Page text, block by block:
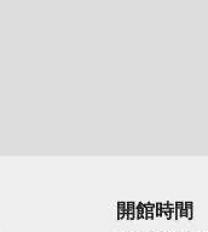
開館時間